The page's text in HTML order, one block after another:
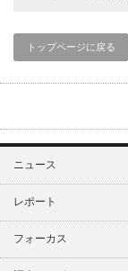
トップページに戻る
ニュース
レポート
フォーカス